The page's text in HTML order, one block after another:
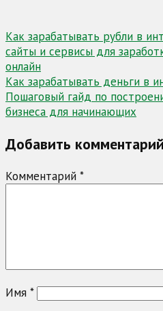
Навигация
по
записям
Как зарабатывать рубли в
сайты и сервисы для
онлайн
Как зарабатывать деньги в
Пошаговый гайд по
бизнеса для начинающих
Добавить комментарий
Комментарий *
Имя *